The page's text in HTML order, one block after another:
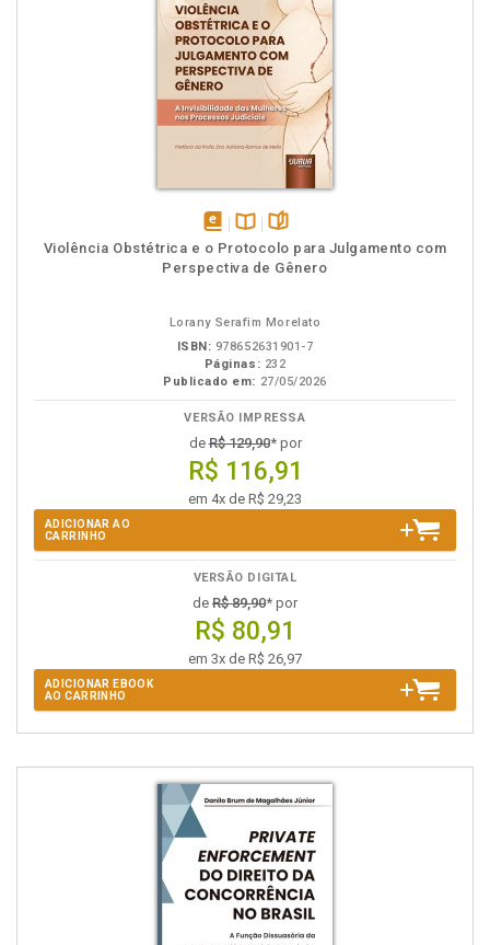
disponível
em
Disponível
na
páginas
Violência Obstétrica e o Protocolo para Julgamento com
Perspectiva de Gênero
Lorany Serafim Morelato
ISBN: 978652631901-7
Páginas: 232
Publicado em: 27/05/2026
VERSÃO IMPRESSA
deR$ 129,90* por
R$ 116,91
em 4x de R$ 29,23
ADICIONAR AO
CARRINHO
VERSÃO DIGITAL
de R$ 89,90* por
R$ 80,91
em 3x de R$ 26,97
ADICIONAR EBOOK
AO CARRINHO